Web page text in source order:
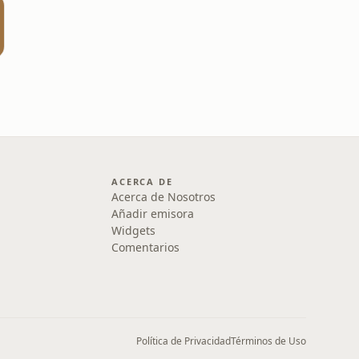
ACERCA DE
Acerca de Nosotros
Añadir emisora
Widgets
Comentarios
Política de PrivacidadTérminos de Uso